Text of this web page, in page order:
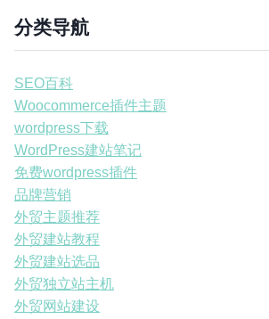
分类导航
SEO百科
Woocommerce插件主题
wordpress下载
WordPress建站笔记
免费wordpress插件
品牌营销
外贸主题推荐
外贸建站教程
外贸建站选品
外贸独立站主机
外贸网站建设